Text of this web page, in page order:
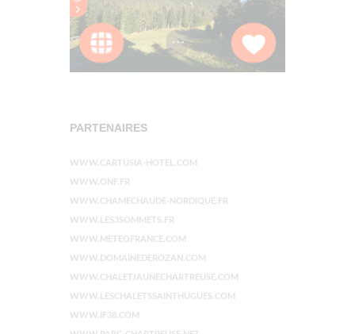
PARTENAIRES
WWW.CARTUSIA-HOTEL.COM
WWW.ONF.FR
WWW.CHAMECHAUDE-NORDIQUE.FR
WWW.LES3SOMMETS.FR
WWW.METEOFRANCE.COM
WWW.DOMAINEDEROZAN.COM
WWW.CHALETJAUNECHARTREUSE.COM
WWW.LESCHALETSSAINTHUGUES.COM
WWW.IF38.COM